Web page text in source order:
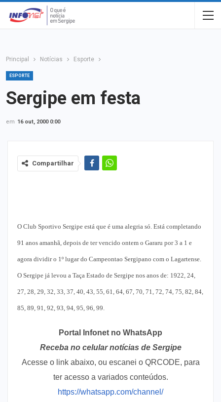
Principal Notícias Esporte
ESPORTE
Sergipe em festa
em 16 out, 2000 0:00
Compartilhar
O Club Sportivo Sergipe está que é uma alegria só. Está completando
91 anos amanhã, depois de ter vencido ontem o Gararu por 3 a 1 e
agora dividir o 1º lugar do Campeontao Sergipano com o Lagartense.
O Sergipe já levou a Taça Estado de Sergipe nos anos de: 1922, 24,
27, 28, 29, 32, 33, 37, 40, 43, 55, 61, 64, 67, 70, 71, 72, 74, 75, 82, 84,
85, 89, 91, 92, 93, 94, 95, 96, 99.
Portal Infonet no WhatsApp
Receba no celular notícias de Sergipe
Acesse o link abaixo, ou escanei o QRCODE, para
ter acesso a variados conteúdos.
https://whatsapp.com/channel/